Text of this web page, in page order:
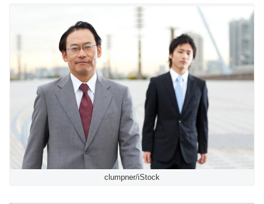
clumpner/iStock